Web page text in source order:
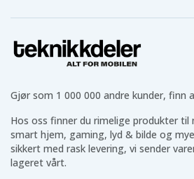
Gjør som 1 000 000 andre kunder, finn
Hos oss finner du rimelige produkter
smart hjem, gaming, lyd & bilde og
sikkert med rask levering, vi sender
lageret vårt.